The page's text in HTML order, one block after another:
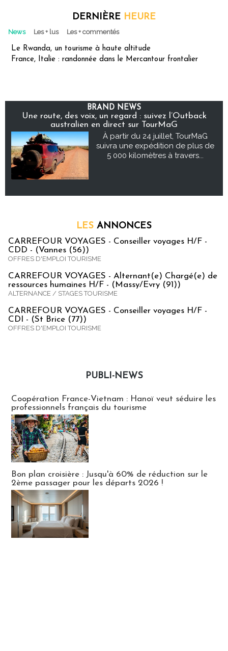
DERNIÈRE HEURE
News Les + lus Les + commentés
Le Rwanda, un tourisme à haute altitude
France, Italie : randonnée dans le Mercantour frontalier
BRAND NEWS
Une route, des voix, un regard : suivez l’Outback
australien en direct sur TourMaG
À partir du 24 juillet, TourMaG
suivra une expédition de plus de
5 000 kilomètres à travers...
LES ANNONCES
CARREFOUR VOYAGES - Conseiller voyages H/F -
CDD - (Vannes (56))
OFFRES D'EMPLOI TOURISME
CARREFOUR VOYAGES - Alternant(e) Chargé(e) de
ressources humaines H/F - (Massy/Evry (91))
ALTERNANCE / STAGES TOURISME
CARREFOUR VOYAGES - Conseiller voyages H/F -
CDI - (St Brice (77))
OFFRES D'EMPLOI TOURISME
PUBLI-NEWS
Coopération France-Vietnam : Hanoï veut séduire les
professionnels français du tourisme
Bon plan croisière : Jusqu'à 60% de réduction sur le
2ème passager pour les départs 2026 !